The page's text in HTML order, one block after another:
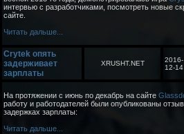
интервью с разработчиками, посмотреть новые
сайте.
Читать дальше...
Crytek опять
задерживает
зарплаты
XRUSHT.NET
2016-
12-14
На протяжении с июнь по декабрь на сайте
работу и работодателей были опубликованы
задержках зарплаты:
Читать дальше...